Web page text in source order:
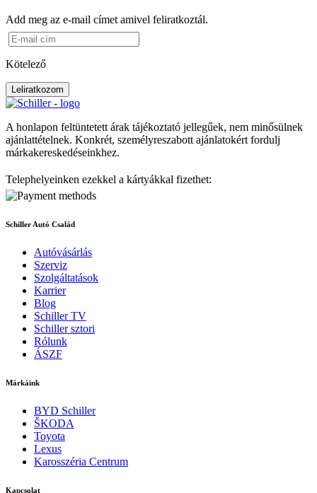
Add meg az e-mail címet amivel feliratkoztál.
Kötelező
Leliratkozom
A honlapon feltüntetett árak tájékoztató jellegűek, nem minősülnek
ajánlattételnek. Konkrét, személyreszabott ajánlatokért fordulj
márkakereskedéseinkhez.
Telephelyeinken ezekkel a kártyákkal fizethet:
Schiller Autó Család
Autóvásárlás
Szerviz
Szolgáltatások
Karrier
Blog
Schiller TV
Schiller sztori
Rólunk
ÁSZF
Márkáink
BYD Schiller
ŠKODA
Toyota
Lexus
Karosszéria Centrum
Kapcsolat